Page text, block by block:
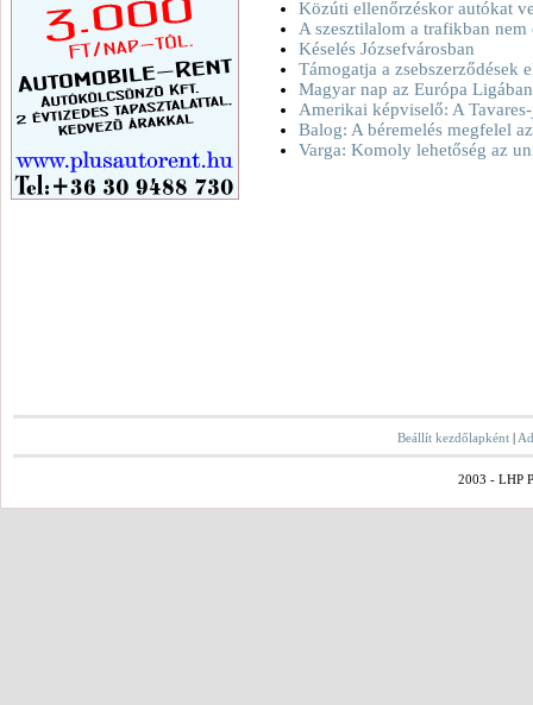
Közúti ellenőrzéskor autókat
A szesztilalom a trafikban nem
Késelés Józsefvárosban
Támogatja a zsebszerződések
Magyar nap az Európa
Amerikai képviselő: A
Balog: A béremelés megfelel
Varga: Komoly lehetőség az
Beállít kezdőlapként |
2003 - LHP